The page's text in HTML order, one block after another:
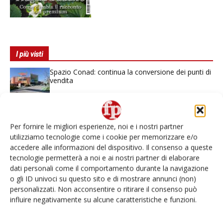
Per fornire le migliori esperienze, noi e i nostri partner
utilizziamo tecnologie come i cookie per memorizzare e/o
accedere alle informazioni del dispositivo. Il consenso a queste
tecnologie permetterà a noi e ai nostri partner di elaborare
dati personali come il comportamento durante la navigazione
o gli ID univoci su questo sito e di mostrare annunci (non)
personalizzati. Non acconsentire o ritirare il consenso può
influire negativamente su alcune caratteristiche e funzioni.
I più visti
Spazio Conad: continua la conversione dei punti di
vendita
L’ortofrutta di Extra Supermercati tra localismo e
Ai #Repartofresh
Non è una susina: è Metis… e può rivoluzionare la
categoria
Fichidindia, tutto quello che serve per la raccolta
fai da te